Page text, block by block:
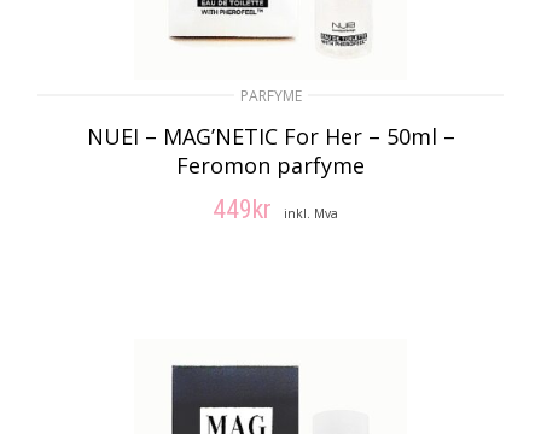
PARFYME
NUEI – MAG’NETIC For Her – 50ml –
Feromon parfyme
449kr inkl. Mva